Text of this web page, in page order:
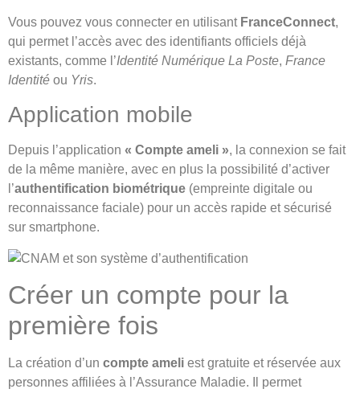
Vous pouvez vous connecter en utilisant FranceConnect,
qui permet l’accès avec des identifiants officiels déjà
existants, comme l’Identité Numérique La Poste, France
Identité ou Yris.
Application mobile
Depuis l’application « Compte ameli », la connexion se fait
de la même manière, avec en plus la possibilité d’activer
l’authentification biométrique (empreinte digitale ou
reconnaissance faciale) pour un accès rapide et sécurisé
sur smartphone.
Créer un compte pour la
première fois
La création d’un compte ameli est gratuite et réservée aux
personnes affiliées à l’Assurance Maladie. Il permet